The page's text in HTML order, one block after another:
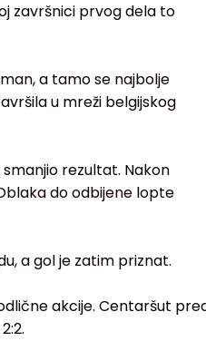
završnici prvog dela to
a tamo se najbolje
u mreži belgijskog
rezultat. Nakon
do odbijene lopte
a gol je zatim priznat.
akcije. Centaršut